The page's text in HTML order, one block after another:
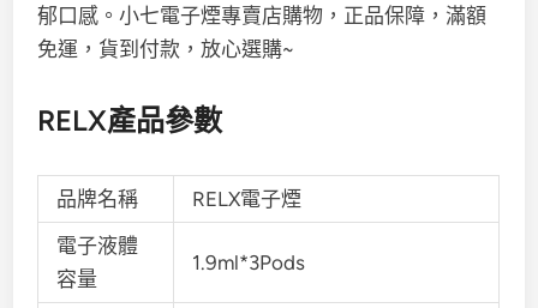
郁口感。小七電子煙專賣店購物，正品保障，滿額
免運，貨到付款，放心選購~
RELX產品參數
品牌名稱
RELX電子煙
電子液體
容量
1.9ml*3Pods